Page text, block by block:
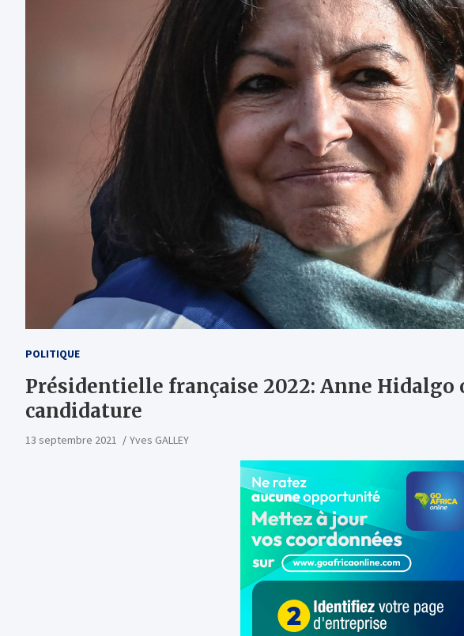
POLITIQUE
Présidentielle française 2022: Anne Hidalgo
candidature
13 septembre 2021 Yves GALLEY